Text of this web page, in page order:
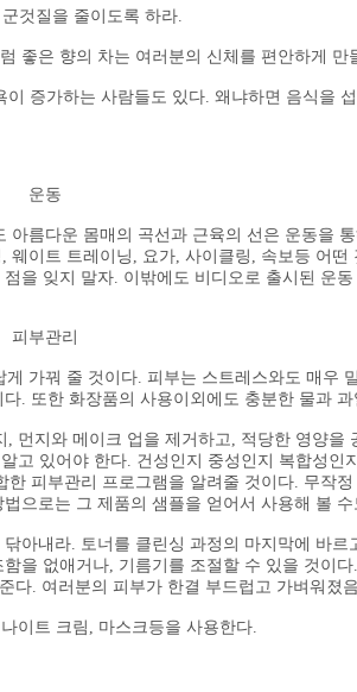
것질을 줄이도록 하라.
좋은 향의 차는 여러분의 신체를 편안하게
증가하는 사람들도 있다. 왜냐하면 음식을
운동
름다운 몸매의 곡선과 근육의 선은 운동을
이트 트레이닝, 요가, 사이클링, 속보등 어
을 잊지 말자. 이밖에도 비디오로 출시된 운
피부관리
가꿔 줄 것이다. 피부는 스트레스와도 매우
. 또한 화장품의 사용이외에도 충분한 물과
지와 메이크 업을 제거하고, 적당한 영양
있어야 한다. 건성인지 중성인지 복합성
피부관리 프로그램을 알려줄 것이다. 무작
으로는 그 제품의 샘플을 얻어서 사용해 볼
아내라. 토너를 클린싱 과정의 마지막에 바
없애거나, 기름기를 조절할 수 있을 것이
다. 여러분의 피부가 한결 부드럽고 가벼워졌
이트 크림, 마스크등을 사용한다.